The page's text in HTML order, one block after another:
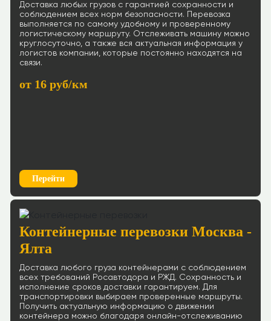
Доставка любых грузов с гарантией сохранности и
соблюдением всех норм безопасности. Перевозка
выполняется по самому удобному и проверенному
логистическому маршруту. Отслеживать машину можно
круглосуточно, а также вся актуальная информация у
логистов компании, которые постоянно находятся на
связи.
от 16 руб/км
Перейти
Контейнерные перевозки Москва -
Ялта
Доставка любого груза контейнерами с соблюдением
всех требований Росавтодора и РЖД. Сохранность и
исполнение сроков доставки гарантируем. Для
транспортировки выбираем проверенные маршруты.
Получить актуальную информацию о движении
контейнера можно благодаря онлайн-отслеживанию